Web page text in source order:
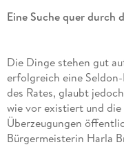
Eine Suche quer durch
Die Dinge stehen gut
erfolgreich eine
des Rates, glaubt
wie vor existiert und
Überzeugungen
Bürgermeisterin Harla